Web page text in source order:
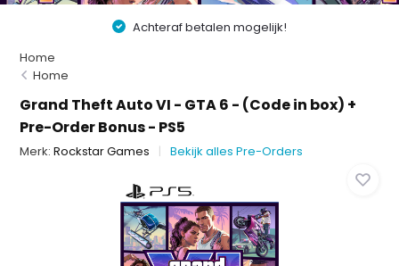
Achteraf betalen mogelijk!
Home
Home
Grand Theft Auto VI - GTA 6 - (Code in box) +
Pre-Order Bonus - PS5
Merk:Rockstar Games Bekijk alles Pre-Orders